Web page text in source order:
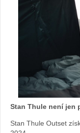
Stan Thule není jen
Stan Thule Outset